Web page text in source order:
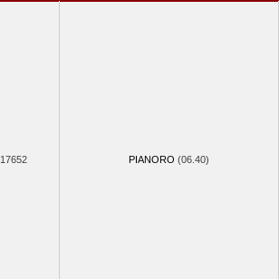
17652 PIANORO (06.40)